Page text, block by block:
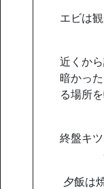
エビは
近くか
暗かっ
る場所
終盤キ
夕飯は